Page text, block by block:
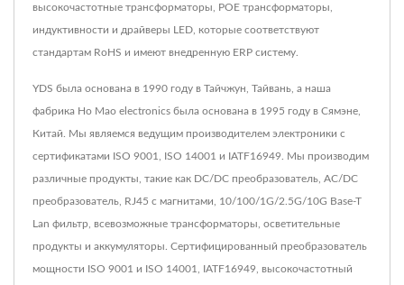
высокочастотные трансформаторы, POE трансформаторы,
индуктивности и драйверы LED, которые соответствуют
стандартам RoHS и имеют внедренную ERP систему.
YDS была основана в 1990 году в Тайчжун, Тайвань, а наша
фабрика Ho Mao electronics была основана в 1995 году в Сямэне,
Китай. Мы являемся ведущим производителем электроники с
сертификатами ISO 9001, ISO 14001 и IATF16949. Мы производим
различные продукты, такие как DC/DC преобразователь, AC/DC
преобразователь, RJ45 с магнитами, 10/100/1G/2.5G/10G Base-T
Lan фильтр, всевозможные трансформаторы, осветительные
продукты и аккумуляторы. Сертифицированный преобразователь
мощности ISO 9001 и ISO 14001, IATF16949, высокочастотный